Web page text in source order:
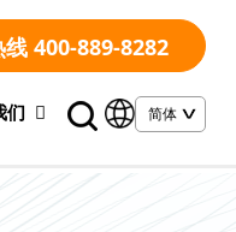
400-889-8282
们